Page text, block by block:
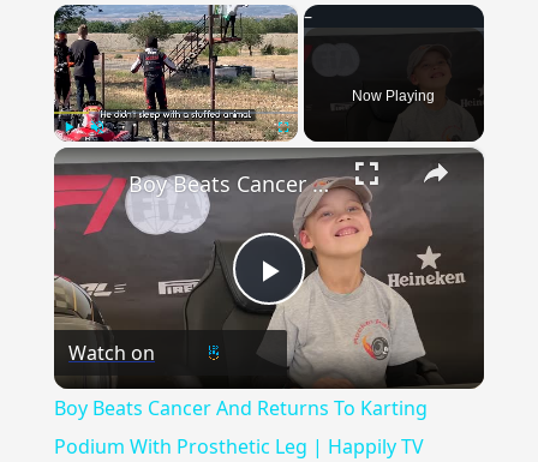
×
Now Playing
×
Play
Video
Boy Beats Cancer And Returns To Karting Podium With Prosthetic Leg | Happily TV
Watch on
Boy Beats Cancer And Returns To Karting
Podium With Prosthetic Leg | Happily TV